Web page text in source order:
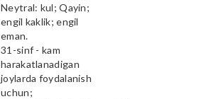
Neytral: kul; Qayin;
engil kaklik; engil
eman.
31-sinf - kam
harakatlanadigan
joylarda foydalanish
uchun;